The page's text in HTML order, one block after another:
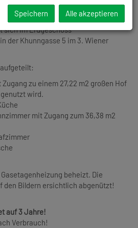
45,40 m2große 2 ZimmerWohnung mit
m2 großen Hof
zur alleinigen Nutzung.
sich im Erdgeschoss
der Khunngasse 5 im 3. Wiener
zu einem 27,22 m2 großen Hof
wird.
mit Zugang zum 36,38 m2
beheizt. Die
den Bildern ersichtlich abgenützt!
auf 3 Jahre!
Verbrauch!
Speichern Alle akzeptieren